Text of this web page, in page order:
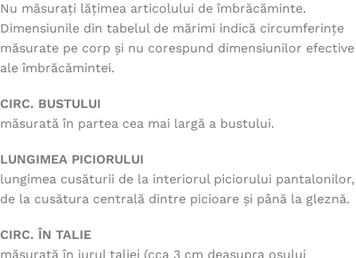
Nu măsurați lățimea articolului de îmbrăcăminte.
Dimensiunile din tabelul de mărimi indică circumferințe
măsurate pe corp și nu corespund dimensiunilor efective
ale îmbrăcămintei.
CIRC. BUSTULUI
măsurată în partea cea mai largă a bustului.
LUNGIMEA PICIORULUI
lungimea cusăturii de la interiorul piciorului pantalonilor,
de la cusătura centrală dintre picioare și până la gleznă.
CIRC. ÎN TALIE
măsurată în jurul taliei (cca 3 cm deasupra osului